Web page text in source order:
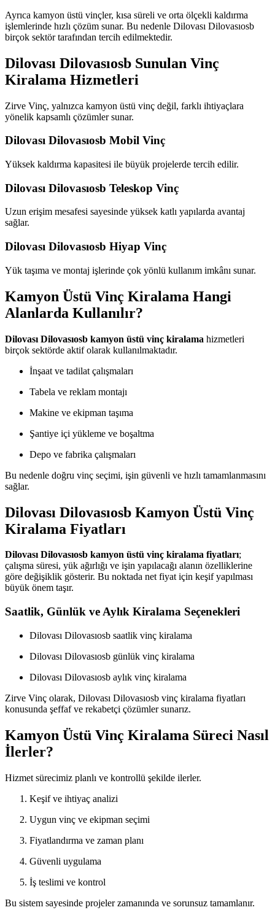
Ayrıca kamyon üstü vinçler, kısa süreli ve orta ölçekli kaldırma
işlemlerinde hızlı çözüm sunar. Bu nedenle Dilovası Dilovasıosb
birçok sektör tarafından tercih edilmektedir.
Dilovası Dilovasıosb Sunulan Vinç
Kiralama Hizmetleri
Zirve Vinç, yalnızca kamyon üstü vinç değil, farklı ihtiyaçlara
yönelik kapsamlı çözümler sunar.
Dilovası Dilovasıosb Mobil Vinç
Yüksek kaldırma kapasitesi ile büyük projelerde tercih edilir.
Dilovası Dilovasıosb Teleskop Vinç
Uzun erişim mesafesi sayesinde yüksek katlı yapılarda avantaj
sağlar.
Dilovası Dilovasıosb Hiyap Vinç
Yük taşıma ve montaj işlerinde çok yönlü kullanım imkânı sunar.
Kamyon Üstü Vinç Kiralama Hangi
Alanlarda Kullanılır?
Dilovası Dilovasıosb kamyon üstü vinç kiralama hizmetleri
birçok sektörde aktif olarak kullanılmaktadır.
İnşaat ve tadilat çalışmaları
Tabela ve reklam montajı
Makine ve ekipman taşıma
Şantiye içi yükleme ve boşaltma
Depo ve fabrika çalışmaları
Bu nedenle doğru vinç seçimi, işin güvenli ve hızlı tamamlanmasını
sağlar.
Dilovası Dilovasıosb Kamyon Üstü Vinç
Kiralama Fiyatları
Dilovası Dilovasıosb kamyon üstü vinç kiralama fiyatları;
çalışma süresi, yük ağırlığı ve işin yapılacağı alanın özelliklerine
göre değişiklik gösterir. Bu noktada net fiyat için keşif yapılması
büyük önem taşır.
Saatlik, Günlük ve Aylık Kiralama Seçenekleri
Dilovası Dilovasıosb saatlik vinç kiralama
Dilovası Dilovasıosb günlük vinç kiralama
Dilovası Dilovasıosb aylık vinç kiralama
Zirve Vinç olarak, Dilovası Dilovasıosb vinç kiralama fiyatları
konusunda şeffaf ve rekabetçi çözümler sunarız.
Kamyon Üstü Vinç Kiralama Süreci Nasıl
İlerler?
Hizmet sürecimiz planlı ve kontrollü şekilde ilerler.
Keşif ve ihtiyaç analizi
Uygun vinç ve ekipman seçimi
Fiyatlandırma ve zaman planı
Güvenli uygulama
İş teslimi ve kontrol
Bu sistem sayesinde projeler zamanında ve sorunsuz tamamlanır.